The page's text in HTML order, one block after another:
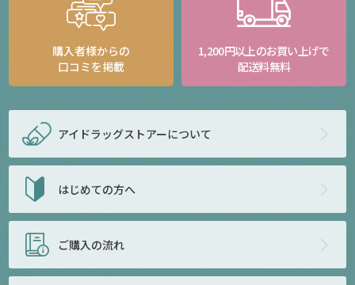
購入者様からの
口コミを掲載
1,200円以上のお買い上げで
配送料無料
アイドラッグストアーについて
はじめての方へ
ご購入の流れ